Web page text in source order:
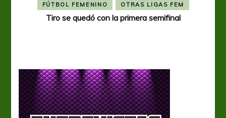
FÚTBOL FEMENINO OTRAS LIGAS FEM
Tiro se quedó con la primera semifinal